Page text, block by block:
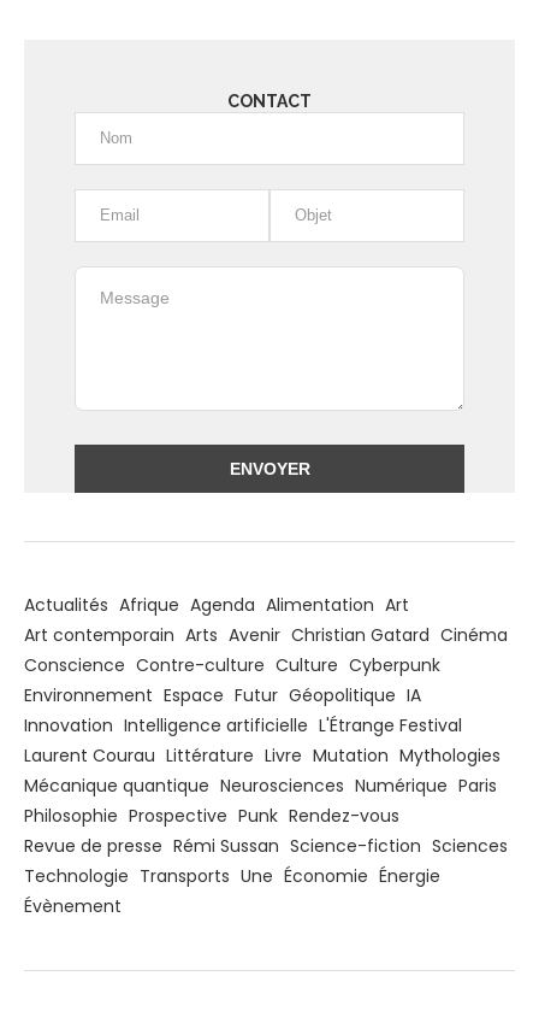
CONTACT
Actualités Afrique Agenda Alimentation Art
Art contemporain Arts Avenir Christian Gatard Cinéma
Conscience Contre-culture Culture Cyberpunk
Environnement Espace Futur Géopolitique IA
Innovation Intelligence artificielle L'Étrange Festival
Laurent Courau Littérature Livre Mutation Mythologies
Mécanique quantique Neurosciences Numérique Paris
Philosophie Prospective Punk Rendez-vous
Revue de presse Rémi Sussan Science-fiction Sciences
Technologie Transports Une Économie Énergie
Évènement